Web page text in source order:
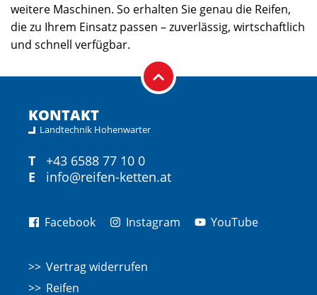
weitere Maschinen. So erhalten Sie genau die Reifen,
die zu Ihrem Einsatz passen – zuverlässig, wirtschaftlich
und schnell verfügbar.
KONTAKT
Landtechnik Hohenwarter
T
+43 6588 77 10 0
E
info@reifen-ketten.at
Facebook Instagram YouTube
Vertrag widerrufen
Reifen